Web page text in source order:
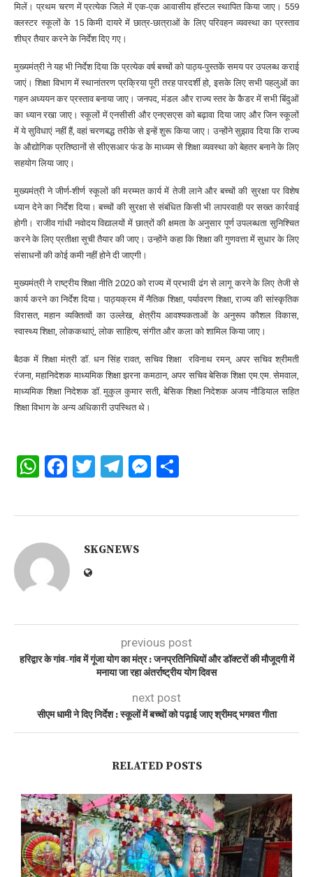
मिलें। प्रथम चरण में प्रत्येक जिले में एक-एक आवासीय हॉस्टल स्थापित किया जाए। 559
क्लस्टर स्कूलों के 15 किमी दायरे में छात्र-छात्राओं के लिए परिवहन व्यवस्था का प्रस्ताव
शीघ्र तैयार करने के निर्देश दिए गए।
मुख्यमंत्री ने यह भी निर्देश दिया कि प्रत्येक वर्ष बच्चों को पाठ्य-पुस्तकें समय पर उपलब्ध कराई
जाएं। शिक्षा विभाग में स्थानांतरण प्रक्रिया पूरी तरह पारदर्शी हो, इसके लिए सभी पहलुओं का
गहन अध्ययन कर प्रस्ताव बनाया जाए। जनपद, मंडल और राज्य स्तर के कैडर में सभी बिंदुओं
का ध्यान रखा जाए। स्कूलों में एनसीसी और एनएसएस को बढ़ावा दिया जाए और जिन स्कूलों
में ये सुविधाएं नहीं हैं, वहां चरणबद्ध तरीके से इन्हें शुरू किया जाए। उन्होंने सुझाव दिया कि राज्य
के औद्योगिक प्रतिष्ठानों से सीएसआर फंड के माध्यम से शिक्षा व्यवस्था को बेहतर बनाने के लिए
सहयोग लिया जाए।
मुख्यमंत्री ने जीर्ण-शीर्ण स्कूलों की मरम्मत कार्य में तेजी लाने और बच्चों की सुरक्षा पर विशेष
ध्यान देने का निर्देश दिया। बच्चों की सुरक्षा से संबंधित किसी भी लापरवाही पर सख्त कार्रवाई
होगी। राजीव गांधी नवोदय विद्यालयों में छात्रों की क्षमता के अनुसार पूर्ण उपलब्धता सुनिश्चित
करने के लिए प्रतीक्षा सूची तैयार की जाए। उन्होंने कहा कि शिक्षा की गुणवत्ता में सुधार के लिए
संसाधनों की कोई कमी नहीं होने दी जाएगी।
मुख्यमंत्री ने राष्ट्रीय शिक्षा नीति 2020 को राज्य में प्रभावी ढंग से लागू करने के लिए तेजी से
कार्य करने का निर्देश दिया। पाठ्यक्रम में नैतिक शिक्षा, पर्यावरण शिक्षा, राज्य की सांस्कृतिक
विरासत, महान व्यक्तित्वों का उल्लेख, क्षेत्रीय आवश्यकताओं के अनुरूप कौशल विकास,
स्वास्थ्य शिक्षा, लोककथाएं, लोक साहित्य, संगीत और कला को शामिल किया जाए।
बैठक में शिक्षा मंत्री डॉ. धन सिंह रावत, सचिव शिक्षा रविनाथ रमन, अपर सचिव श्रीमती
रंजना, महानिदेशक माध्यमिक शिक्षा झरना कमठान, अपर सचिव बेसिक शिक्षा एम.एम. सेमवाल,
माध्यमिक शिक्षा निदेशक डॉ. मुकुल कुमार सती, बेसिक शिक्षा निदेशक अजय नौडियाल सहित
शिक्षा विभाग के अन्य अधिकारी उपस्थित थे।
WhatsApp
Facebook
Twitter
Telegram
Messenger
SKGNEWS
previous post
हरिद्वार के गांव-गांव में गूंजा योग का मंत्र : जनप्रतिनिधियों और डॉक्टरों की मौजूदगी में
मनाया जा रहा अंतर्राष्ट्रीय योग दिवस
next post
सीएम धामी ने दिए निर्देश : स्कूलों में बच्चों को पढ़ाई जाए श्रीमद् भगवत गीता
RELATED POSTS